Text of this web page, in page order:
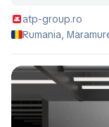
Tu vehículo
Ya preparamos